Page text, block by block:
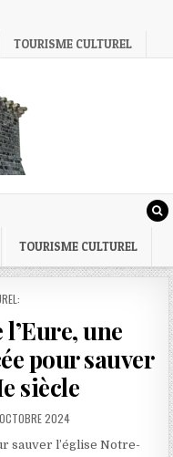
TOURISME CULTUREL
TOURISME CULTUREL
une
pour sauver
siècle
2024
sauver l’église Notre-